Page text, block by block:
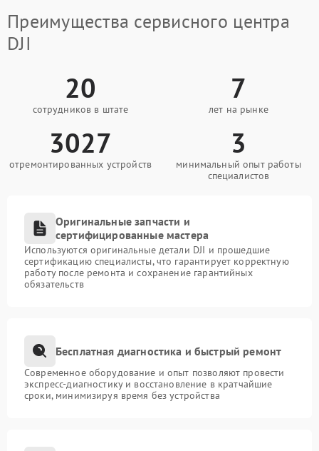
Преимущества сервисного центра
DJI
20
сотрудников в штате
7
лет на рынке
3027
отремонтированных устройств
3
минимальный опыт работы
специалистов
Оригинальные запчасти и
сертифицированные мастера
Используются оригинальные детали DJI и прошедшие
сертификацию специалисты, что гарантирует корректную
работу после ремонта и сохранение гарантийных
обязательств
Бесплатная диагностика и быстрый ремонт
Современное оборудование и опыт позволяют провести
экспресс-диагностику и восстановление в кратчайшие
сроки, минимизируя время без устройства